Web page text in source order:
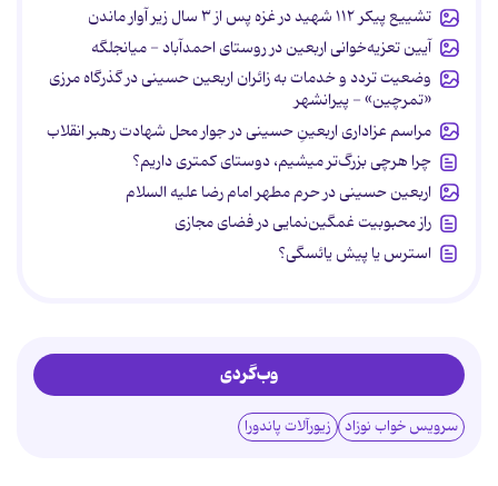
تشییع پیکر ۱۱۲ شهید در غزه پس از ۳ سال زیر آوار ماندن
آیین تعزیه‌خوانی اربعین در روستای احمدآباد - میانجلگه
وضعیت تردد و خدمات به زائران اربعین حسینی در گذرگاه مرزی
«تمرچین» - پیرانشهر
مراسم عزاداری اربعینِ حسینی در جوار محل شهادت رهبر انقلاب
چرا هرچی بزرگ‌تر میشیم، دوستای کمتری داریم؟
اربعین حسینی در حرم مطهر امام رضا علیه السلام
راز محبوبیت غمگین‌نمایی در فضای مجازی
استرس یا پیش یائسگی؟
وب‌گردی
سرویس خواب نوزاد زیورآلات پاندورا